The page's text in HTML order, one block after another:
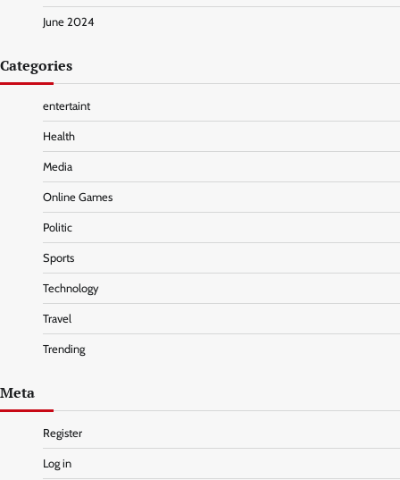
June 2024
Categories
entertaint
Health
Media
Online Games
Politic
Sports
Technology
Travel
Trending
Meta
Register
Log in